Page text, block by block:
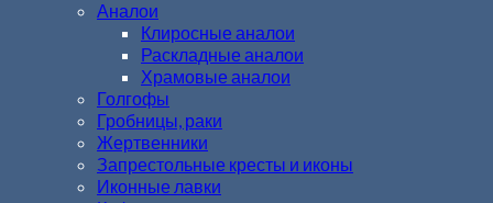
Аналои
Клиросные аналои
Раскладные аналои
Храмовые аналои
Голгофы
Гробницы, раки
Жертвенники
Запрестольные кресты и иконы
Иконные лавки